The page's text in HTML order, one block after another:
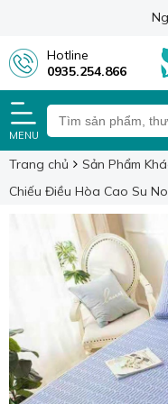
Hotline
0935.254.866
MENU
Trang chủ Sản Phẩm
Chiếu Điều Hòa Cao Su